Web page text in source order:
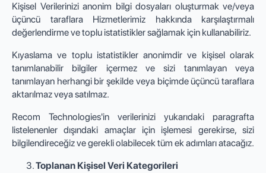
Kişisel Verilerinizi anonim bilgi dosyaları oluşturmak ve/veya
üçüncü taraflara Hizmetlerimiz hakkında karşılaştırmalı
değerlendirme ve toplu istatistikler sağlamak için kullanabiliriz.
Kıyaslama ve toplu istatistikler anonimdir ve kişisel olarak
tanımlanabilir bilgiler içermez ve sizi tanımlayan veya
tanımlayan herhangi bir şekilde veya biçimde üçüncü taraflara
aktarılmaz veya satılmaz.
Recom Technologies'in verilerinizi yukarıdaki paragrafta
listelenenler dışındaki amaçlar için işlemesi gerekirse, sizi
bilgilendireceğiz ve gerekli olabilecek tüm ek adımları atacağız.
Toplanan Kişisel Veri Kategorileri